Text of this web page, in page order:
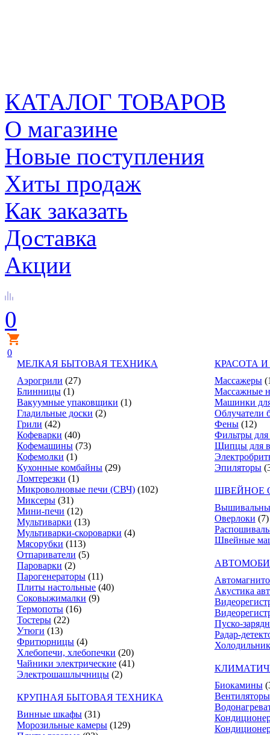
КАТАЛОГ ТОВАРОВ
О магазине
Новые поступления
Хиты продаж
Как заказать
Доставка
Акции
0
0
МЕЛКАЯ БЫТОВАЯ ТЕХНИКА
Аэрогрили (27)
Блинницы (1)
Вакуумные упаковщики (1)
Гладильные доски (2)
Грили (42)
Кофеварки (40)
Кофемашины (73)
Кофемолки (1)
Кухонные комбайны (29)
Ломтерезки (1)
Микроволновые печи (СВЧ) (102)
Миксеры (31)
Мини-печи (12)
Мультиварки (13)
Мультиварки-скороварки (4)
Мясорубки (113)
Отпариватели (5)
Пароварки (2)
Парогенераторы (11)
Плиты настольные (40)
Соковыжималки (9)
Термопоты (16)
Тостеры (22)
Утюги (13)
Фритюрницы (4)
Хлебопечи, хлебопечки (20)
Чайники электрические (41)
Электрошашлычницы (2)
КРУПНАЯ БЫТОВАЯ ТЕХНИКА
Винные шкафы (31)
Морозильные камеры (129)
КРАСОТА И
Массажеры
Массажные
Машинки
Облучатели
Фены (12)
Фильтры
Щипцы для
Эпиляторы
ШВЕЙНОЕ
Оверлоки (7)
Швейные
Акустика
Пуско-
Радар-
Биокамины
Вентиляторы